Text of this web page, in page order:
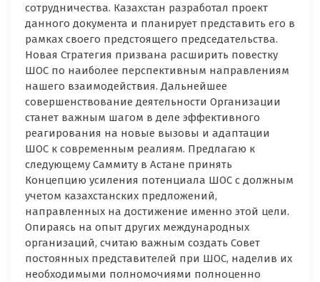
сотрудничества. Казахстан разработал проект
данного документа и планирует представить его в
рамках своего предстоящего председательства.
Новая Стратегия призвана расширить повестку
ШОС по наиболее перспективным направлениям
нашего взаимодействия. Дальнейшее
совершенствование деятельности Организации
станет важным шагом в деле эффективного
реагирования на новые вызовы и адаптации
ШОС к современным реалиям. Предлагаю к
следующему Саммиту в Астане принять
Концепцию усиления потенциала ШОС с должным
учетом казахстанских предложений,
направленных на достижение именно этой цели.
Опираясь на опыт других международных
организаций, считаю важным создать Совет
постоянных представителей при ШОС, наделив их
необходимыми полномочиями полноценно